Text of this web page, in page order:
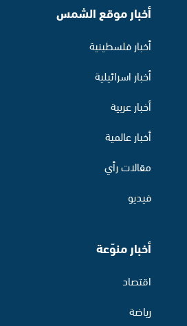
أخبار موقع الشمس
أخبار فلسطينية
أخبار اسرائيلية
أخبار عربية
أخبار عالمية
مقالات رأي
فيديو
أخبار منوّعة
اقتصاد
رياضة